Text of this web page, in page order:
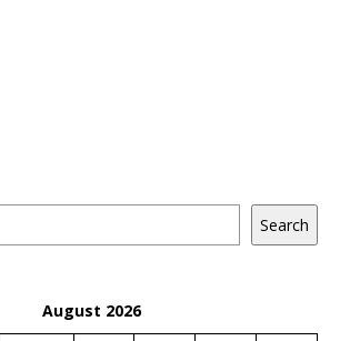
Search
August 2026